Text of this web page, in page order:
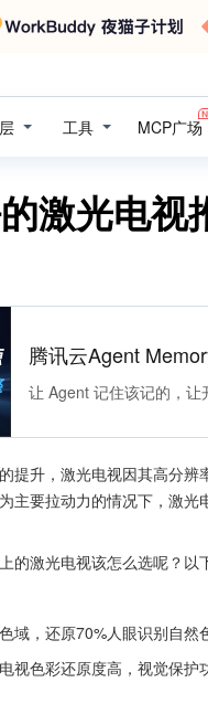
工具 MCP广场
激光电视
腾讯云Agent
让 Agent 记住该记的，
提升，激光电视因其高分
主要拉动力的情况下，激
的激光电视该怎么选呢？以
域，还原70%人眼识别自
视色彩还原度高，视觉保护